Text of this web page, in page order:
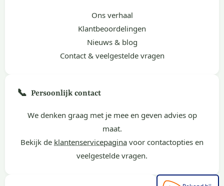
Ons verhaal
Klantbeoordelingen
Nieuws & blog
Contact & veelgestelde vragen
📞 Persoonlijk contact
We denken graag met je mee en geven advies op
maat.
Bekijk de klantenservicepagina voor contactopties en
veelgestelde vragen.